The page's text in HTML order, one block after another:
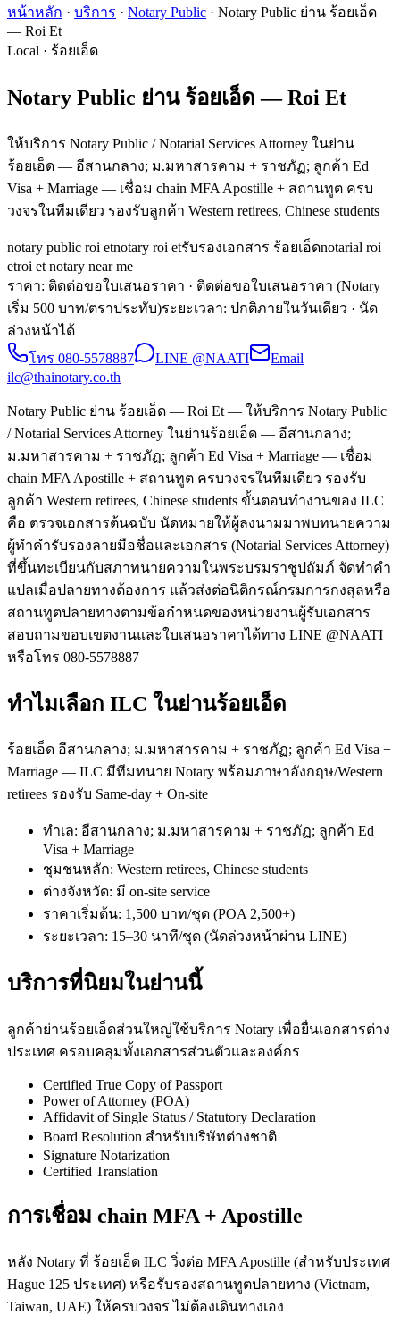
หน้าหลัก · บริการ · Notary Public · Notary Public ย่าน ร้อยเอ็ด
— Roi Et
Local · ร้อยเอ็ด
Notary Public ย่าน ร้อยเอ็ด — Roi Et
ให้บริการ Notary Public / Notarial Services Attorney ในย่าน
ร้อยเอ็ด — อีสานกลาง; ม.มหาสารคาม + ราชภัฏ; ลูกค้า Ed
Visa + Marriage — เชื่อม chain MFA Apostille + สถานทูต ครบ
วงจรในทีมเดียว รองรับลูกค้า Western retirees, Chinese students
notary public roi etnotary roi etรับรองเอกสาร ร้อยเอ็ดnotarial roi
etroi et notary near me
ราคา: ติดต่อขอใบเสนอราคา · ติดต่อขอใบเสนอราคา (Notary
เริ่ม 500 บาท/ตราประทับ)ระยะเวลา: ปกติภายในวันเดียว · นัด
ล่วงหน้าได้
โทร 080-5578887 LINE @NAATI
Email
ilc@thainotary.co.th
Notary Public ย่าน ร้อยเอ็ด — Roi Et — ให้บริการ Notary Public
/ Notarial Services Attorney ในย่านร้อยเอ็ด — อีสานกลาง;
ม.มหาสารคาม + ราชภัฏ; ลูกค้า Ed Visa + Marriage — เชื่อม
chain MFA Apostille + สถานทูต ครบวงจรในทีมเดียว รองรับ
ลูกค้า Western retirees, Chinese students ขั้นตอนทำงานของ ILC
คือ ตรวจเอกสารต้นฉบับ นัดหมายให้ผู้ลงนามมาพบทนายความ
ผู้ทำคำรับรองลายมือชื่อและเอกสาร (Notarial Services Attorney)
ที่ขึ้นทะเบียนกับสภาทนายความในพระบรมราชูปถัมภ์ จัดทำคำ
แปลเมื่อปลายทางต้องการ แล้วส่งต่อนิติกรณ์กรมการกงสุลหรือ
สถานทูตปลายทางตามข้อกำหนดของหน่วยงานผู้รับเอกสาร
สอบถามขอบเขตงานและใบเสนอราคาได้ทาง LINE @NAATI
หรือโทร 080-5578887
ทำไมเลือก ILC ในย่านร้อยเอ็ด
ร้อยเอ็ด อีสานกลาง; ม.มหาสารคาม + ราชภัฏ; ลูกค้า Ed Visa +
Marriage — ILC มีทีมทนาย Notary พร้อมภาษาอังกฤษ/Western
retirees รองรับ Same-day + On-site
ทำเล: อีสานกลาง; ม.มหาสารคาม + ราชภัฏ; ลูกค้า Ed
Visa + Marriage
ชุมชนหลัก: Western retirees, Chinese students
ต่างจังหวัด: มี on-site service
ราคาเริ่มต้น: 1,500 บาท/ชุด (POA 2,500+)
ระยะเวลา: 15–30 นาที/ชุด (นัดล่วงหน้าผ่าน LINE)
บริการที่นิยมในย่านนี้
ลูกค้าย่านร้อยเอ็ดส่วนใหญ่ใช้บริการ Notary เพื่อยื่นเอกสารต่าง
ประเทศ ครอบคลุมทั้งเอกสารส่วนตัวและองค์กร
Certified True Copy of Passport
Power of Attorney (POA)
Affidavit of Single Status / Statutory Declaration
Board Resolution สำหรับบริษัทต่างชาติ
Signature Notarization
Certified Translation
การเชื่อม chain MFA + Apostille
หลัง Notary ที่ ร้อยเอ็ด ILC วิ่งต่อ MFA Apostille (สำหรับประเทศ
Hague 125 ประเทศ) หรือรับรองสถานทูตปลายทาง (Vietnam,
Taiwan, UAE) ให้ครบวงจร ไม่ต้องเดินทางเอง